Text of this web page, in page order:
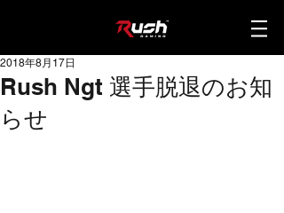
Rush Ngt 選手脱退のお知
らせ
2018年8月17日